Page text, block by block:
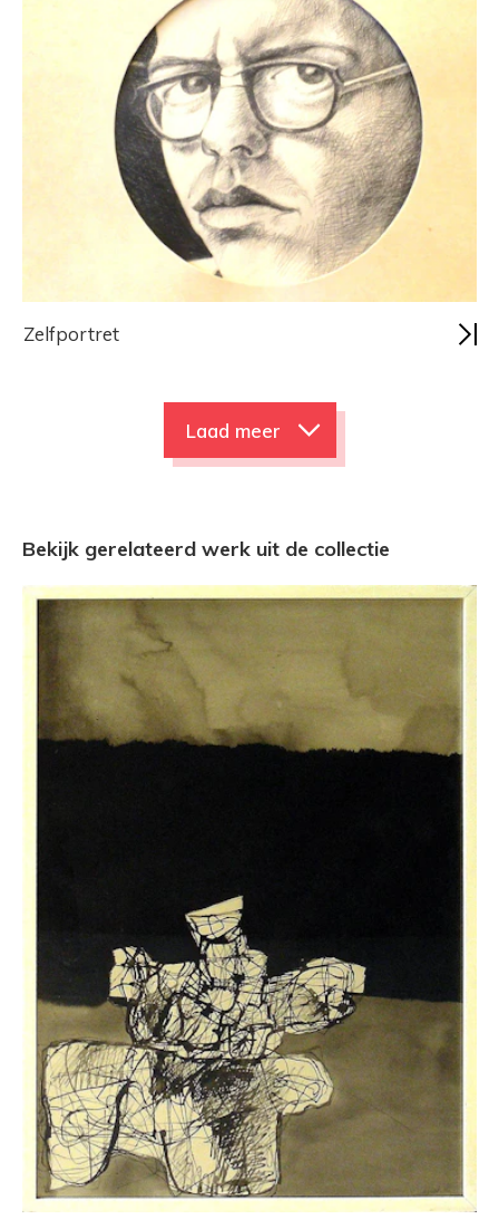
Zelfportret
Laad meer
Bekijk gerelateerd werk uit de collectie